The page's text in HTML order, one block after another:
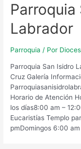
Parroquia
Labrador
Parroquia / Por
Parroquia San Isidro
Cruz Galería
Horario de Atención​
los días8:00 am –
Eucaristías Templo
pmDomingos 6:00